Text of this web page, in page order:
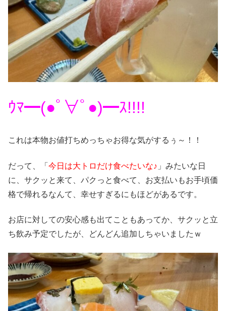
ｳﾏ━(●ﾟ∀ﾟ●)━ｽ!!!!
これは本物お値打ちめっちゃお得な気がするぅ～！！
だって、「 今日は大トロだけ食べたいな♪ 」みたいな日
に、サクッと来て、パクっと食べて、お支払いもお手頃価
格で帰れるなんて、幸せすぎるにもほどがあるです。
お店に対しての安心感も出てこともあってか、サクッと立
ち飲み予定でしたが、どんどん追加しちゃいましたｗ